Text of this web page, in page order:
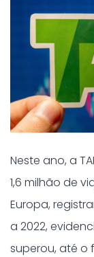
Neste ano, a
1,6 milhão de
Europa,
a 2022,
superou, até o